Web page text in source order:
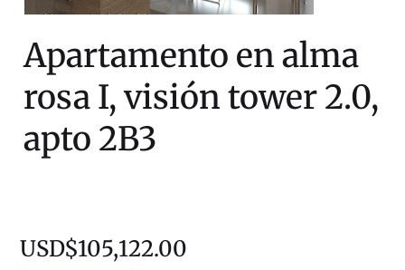
Apartamento en alma
rosa I, visión tower 2.0,
apto 2B3
USD$105,122.00